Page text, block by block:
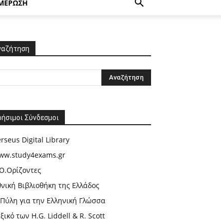
Σύνδεσμοι
Digital Library
Βιβλιοθήκη της Ελλάδος
για την Ελληνική Γλώσσα
των H.G. Liddell & R. Scott